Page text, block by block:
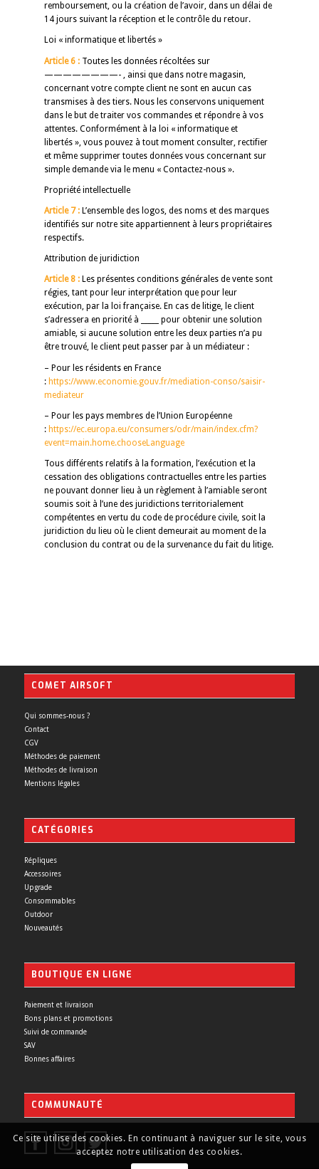
remboursement, ou la création de l’avoir, dans un délai de
14 jours suivant la réception et le contrôle du retour.
Loi « informatique et libertés »
Article 6 : Toutes les données récoltées sur
————————- , ainsi que dans notre magasin,
concernant votre compte client ne sont en aucun cas
transmises à des tiers. Nous les conservons uniquement
dans le but de traiter vos commandes et répondre à vos
attentes. Conformément à la loi « informatique et
libertés », vous pouvez à tout moment consulter, rectifier
et même supprimer toutes données vous concernant sur
simple demande via le menu « Contactez-nous ».
Propriété intellectuelle
Article 7 : L’ensemble des logos, des noms et des marques
identifiés sur notre site appartiennent à leurs propriétaires
respectifs.
Attribution de juridiction
Article 8 : Les présentes conditions générales de vente sont
régies, tant pour leur interprétation que pour leur
exécution, par la loi française. En cas de litige, le client
s’adressera en priorité à _____ pour obtenir une solution
amiable, si aucune solution entre les deux parties n’a pu
être trouvé, le client peut passer par à un médiateur :
– Pour les résidents en France
: https://www.economie.gouv.fr/mediation-conso/saisir-
mediateur
– Pour les pays membres de l’Union Européenne
: https://ec.europa.eu/consumers/odr/main/index.cfm?
event=main.home.chooseLanguage
Tous différents relatifs à la formation, l’exécution et la
cessation des obligations contractuelles entre les parties
ne pouvant donner lieu à un règlement à l’amiable seront
soumis soit à l’une des juridictions territorialement
compétentes en vertu du code de procédure civile, soit la
juridiction du lieu où le client demeurait au moment de la
conclusion du contrat ou de la survenance du fait du litige.
COMET AIRSOFT
Qui sommes-nous ?
Contact
CGV
Méthodes de paiement
Méthodes de livraison
Mentions légales
CATÉGORIES
Répliques
Accessoires
Upgrade
Consommables
Outdoor
Nouveautés
BOUTIQUE EN LIGNE
Paiement et livraison
Bons plans et promotions
Suivi de commande
SAV
Bonnes affaires
COMMUNAUTÉ
Ce site utilise des cookies. En continuant à naviguer sur le site, vous
acceptez notre utilisation des cookies.